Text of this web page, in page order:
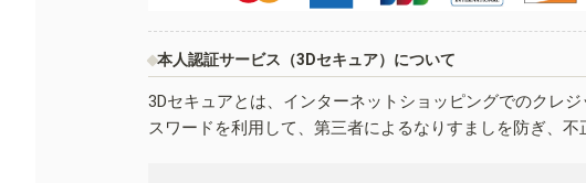
本人認証サービス（3Dセキュア）について
3Dセキュアとは、インターネットショッピングでのクレ
スワードを利用して、第三者によるなりすましを防ぎ、不